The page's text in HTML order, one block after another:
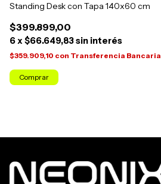
Standing Desk con Tapa 140x60 cm
$399.899,00
6x $66.649,83sin interés
$359.909,10 con Transferencia Bancaria
Comprar